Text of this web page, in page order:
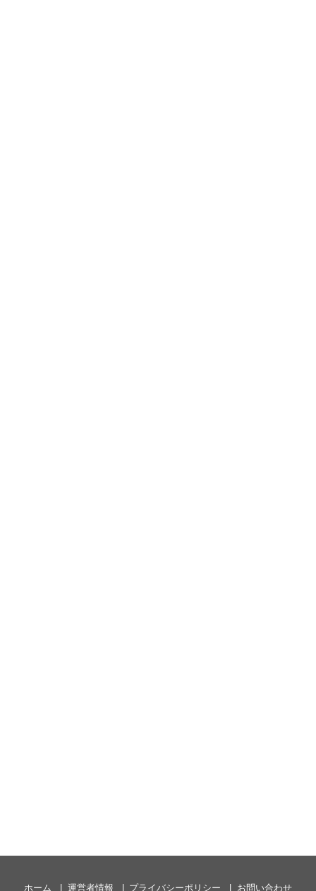
ホーム 運営者情報 プライバシーポリシー お問い合わせ